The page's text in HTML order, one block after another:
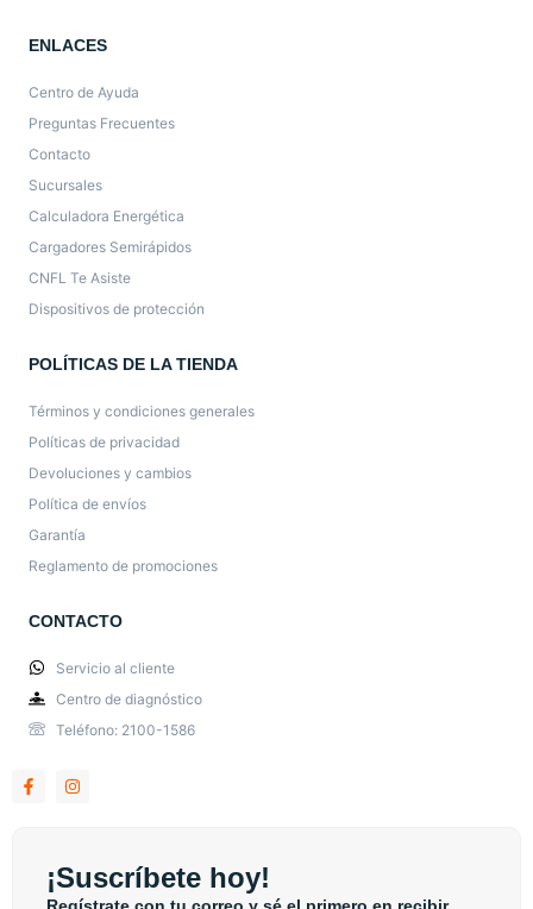
ENLACES
Centro de Ayuda
Preguntas Frecuentes
Contacto
Sucursales
Calculadora Energética
Cargadores Semirápidos
CNFL Te Asiste
Dispositivos de protección
POLÍTICAS DE LA TIENDA
Términos y condiciones generales
Políticas de privacidad
Devoluciones y cambios
Política de envíos
Garantía
Reglamento de promociones
CONTACTO
Servicio al cliente
Centro de diagnóstico
Teléfono: 2100-1586
¡Suscríbete hoy!